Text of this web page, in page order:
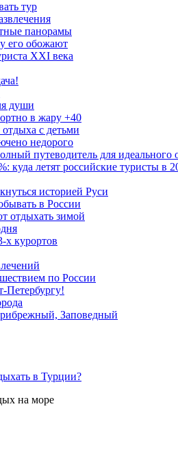
тур
панорамы
его обожают
XXI века
души
в жару +40
с детьми
недорого
путеводитель для идеального
куда летят российские туристы в
историей Руси
в России
отдыхать зимой
х курортов
по России
Петербургу!
Заповедный
в Турции?
на море